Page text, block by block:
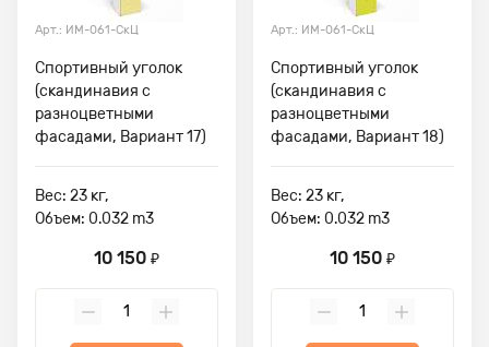
Арт.: ИМ-061-СкЦ
Спортивный уголок
(скандинавия с
разноцветными
фасадами, Вариант 17)
Вес: 23 кг,
Объем: 0.032 m3
10 150 ₽
Арт.: ИМ-061-СкЦ
Спортивный уголок
(скандинавия с
разноцветными
фасадами, Вариант 18)
Вес: 23 кг,
Объем: 0.032 m3
10 150 ₽